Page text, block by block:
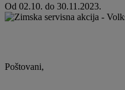
Od 02.10. do 30.11.2023.
Poštovani,